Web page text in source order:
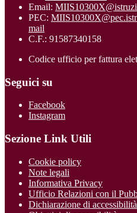
Email:
PEC:
mail
C.F.: 91587340158
Codice ufficio per fattura
Seguici su
Facebook
Instagram
Sezione Link Utili
Cookie policy
Note legali
Informativa Privacy
Ufficio Relazioni con il
Dichiarazione di accessibilità